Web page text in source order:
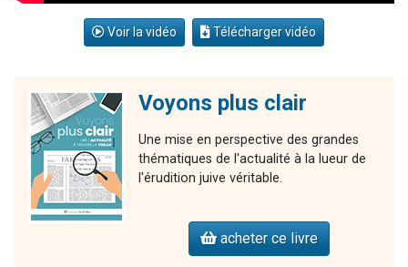
Voir la vidéo Télécharger vidéo
Voyons plus clair
Une mise en perspective des grandes
thématiques de l'actualité à la lueur de
l'érudition juive véritable.
acheter ce livre